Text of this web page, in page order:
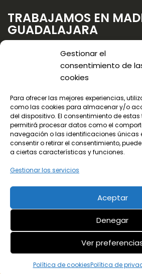
Gestionar el
consentimiento de
cookies
Para ofrecer las mejores experiencias,
como las cookies para almacenar y/o
del dispositivo. El consentimiento de
permitirá procesar datos como el
navegación o las identificaciones únicas
consentir o retirar el consentimiento,
a ciertas características y funciones.
Gestionar los servicios
Aceptar
Denegar
Ver
Política de cookiesPolítica de
¡LLama ya!
91 656 78 90
Pide gratis
presupuesto
TRABAJAMOS EN
GUADALAJARA
© 2024 Todos los derechos
Aviso legal
Política
Política de